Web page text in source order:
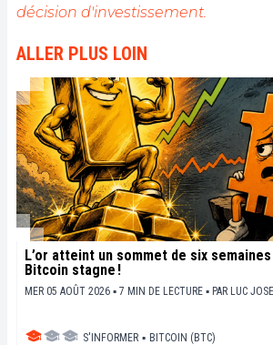
décision d'investissement.
ALLER PLUS LOIN
L’or atteint un sommet de six
Bitcoin stagne !
MER 05 AOÛT 2026 ▪ 7 MIN DE LECTURE ▪ PAR LUC
S'INFORMER ▪ BITCOIN (BTC)